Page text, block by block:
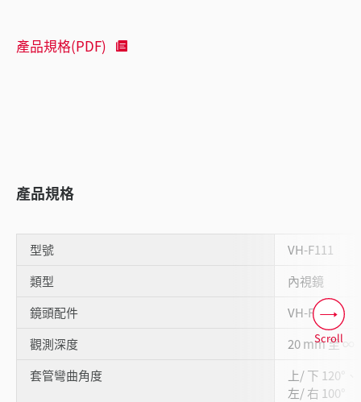
產品規格(PDF)
產品規格
型號
VH-F111
類型
內視鏡
鏡頭配件
VH-F
觀測深度
20 mm 至 ∞
套管彎曲角度
上/ 下 120°、
左/ 右 100°
Scroll